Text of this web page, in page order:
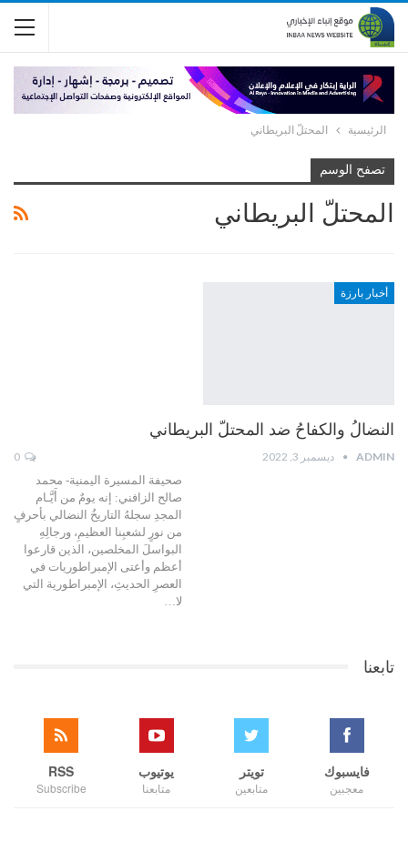
الرئيسية المحتلّ البريطاني
تصفح الوسم
المحتلّ البريطاني
أخبار بارزة
النضالُ والكفاحُ ضد المحتلّ البريطاني
ADMIN ديسمبر 3, 2022
صحيفة المسيرة اليمنية- محمد
صالح الزافني: إنه يومٌ من أَيَّـام
المجدِ سجلهُ التاريخُ النضالي بأحرفٍ
من نورٍ لشعبِنا العظيمِ، ورجالِهِ
البواسلَ المخلصين، الذين قارعوا
أعظم وأعتى الإمبراطوريات في
العصرِ الحديثِ، الإمبراطورية التي
لا…
تابعنا
فايسبوك
معجبين
تويتر
متابعين
يوتيوب
متابعنا
RSS
Subscribe